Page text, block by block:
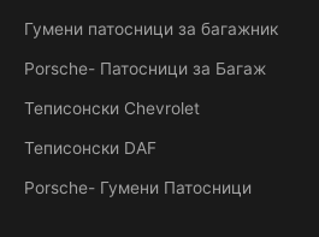
Гумени патосници за багажник
Porsche- Патосници за Багаж
Теписонски Chevrolet
Теписонски DAF
Porsche- Гумени Патосници